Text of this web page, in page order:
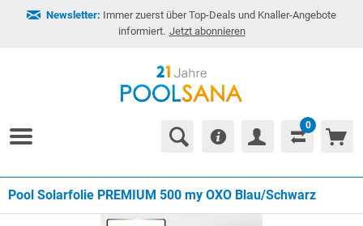
Newsletter: Immer zuerst über Top-Deals und Knaller-Angebote
informiert. Jetzt abonnieren
0
Pool Solarfolie PREMIUM 500 my OXO Blau/Schwarz